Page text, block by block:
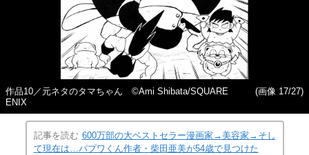
作品10／元ネタのタマちゃん ©Ami Shibata/SQUARE
ENIX
(画像 17/27)
記事を読む 600万部の大ベストセラー漫画家→美容家→そし
て現在は…パプワくん作者・柴田亜美が54歳で見つけた